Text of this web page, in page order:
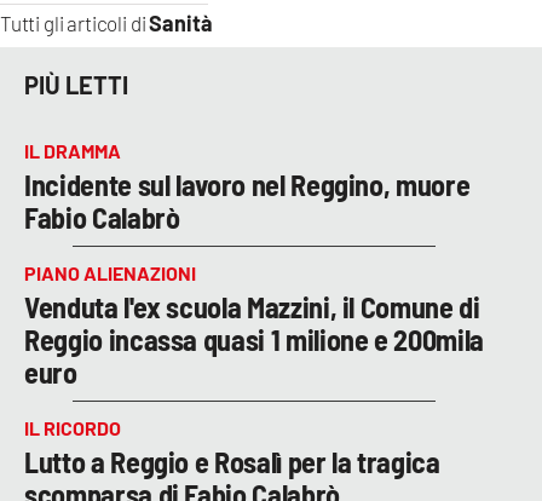
App
Tutti gli articoli diSanità
PIÙ LETTI
IL DRAMMA
Incidente sul lavoro nel Reggino, muore
Fabio Calabrò
PIANO ALIENAZIONI
Venduta l'ex scuola Mazzini, il Comune di
Reggio incassa quasi 1 milione e 200mila
euro
IL RICORDO
Lutto a Reggio e Rosalì per la tragica
scomparsa di Fabio Calabrò